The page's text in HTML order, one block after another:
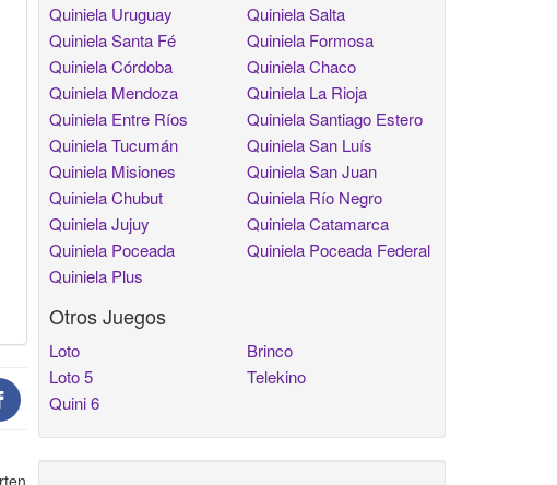
Quiniela Uruguay
Quiniela Santa Fé
Quiniela Córdoba
Quiniela Mendoza
Quiniela Entre Ríos
Quiniela Tucumán
Quiniela Misiones
Quiniela Chubut
Quiniela Jujuy
Quiniela Poceada
Quiniela Plus
Quiniela Salta
Quiniela Formosa
Quiniela Chaco
Quiniela La Rioja
Quiniela Santiago Estero
Quiniela San Luís
Quiniela San Juan
Quiniela Río Negro
Quiniela Catamarca
Quiniela Poceada Federal
Otros Juegos
Loto
Loto 5
Quini 6
Brinco
Telekino